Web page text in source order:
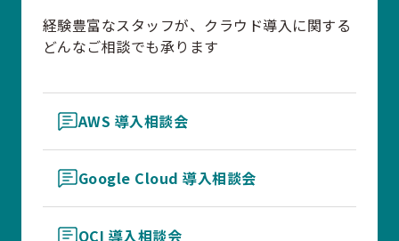
経験豊富なスタッフが、クラウド導入に関する
どんなご相談でも承ります
AWS 導入相談会
Google Cloud 導入相談会
OCI 導入相談会